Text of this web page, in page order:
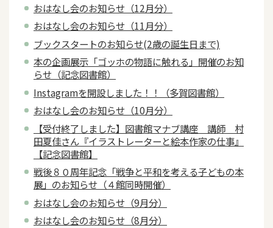
おはなし会のお知らせ（12月分）
おはなし会のお知らせ（11月分）
ブックスタートのお知らせ(2歳の誕生日まで)
本の企画展示「ゴッホの物語に触れる」開催のお知
らせ（記念図書館）
Instagramを開設しました！！（多賀図書館）
おはなし会のお知らせ（10月分）
【受付終了しました】図書館マナブ講座 講師 村
田夏佳さん『イラストレーターと絵本作家の仕事』
【記念図書館】
戦後８０周年記念「戦争と平和を考える子どもの本
展」のお知らせ（４館同時開催）
おはなし会のお知らせ（9月分）
おはなし会のお知らせ（8月分）